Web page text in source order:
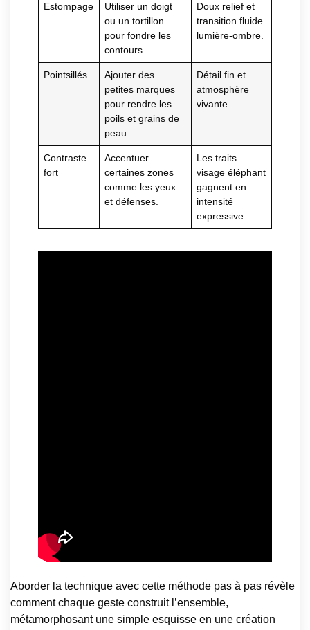
Estompage
Utiliser un doigt
ou un tortillon
pour fondre les
contours.
Doux relief et
transition fluide
lumière-ombre.
Pointsillés
Ajouter des
petites marques
pour rendre les
poils et grains de
peau.
Détail fin et
atmosphère
vivante.
Contraste
fort
Accentuer
certaines zones
comme les yeux
et défenses.
Les traits
visage éléphant
gagnent en
intensité
expressive.
Aborder la technique avec cette méthode pas à pas révèle
comment chaque geste construit l’ensemble,
métamorphosant une simple esquisse en une création